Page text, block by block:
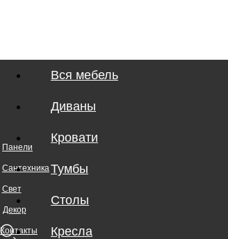
+7 (499) 916-60-10,
Панели
Сантехника
Свет
Декор
Контакты
Вся мебель
Диваны
Кровати
Тумбы
Столы
Кресла